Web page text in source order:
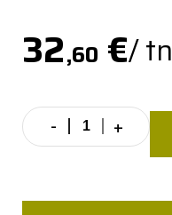
32,60 €/ tn
- Leikkihiekka
0-
+